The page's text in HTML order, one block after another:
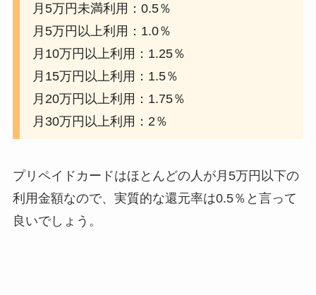
月5万円未満利用：0.5％
月5万円以上利用：1.0％
月10万円以上利用：1.25％
月15万円以上利用：1.5％
月20万円以上利用：1.75％
月30万円以上利用：2％
プリペイドカードはほとんどの人が月5万円以下の
利用金額なので、実質的な還元率は0.5％と言って
良いでしょう。